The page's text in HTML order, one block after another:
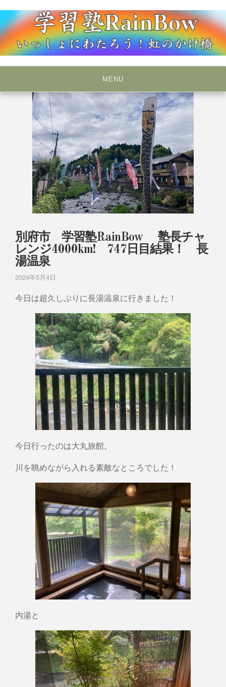
to
content
学習塾RainBow
MENU
別府市 学習塾RainBow 塾長チャ
レンジ4000km! 747日目結果！ 長
湯温泉
2024年5月4日
今日は超久しぶりに長湯温泉に行きました！
今日行ったのは大丸旅館。
川を眺めながら入れる素敵なところでした！
内湯と